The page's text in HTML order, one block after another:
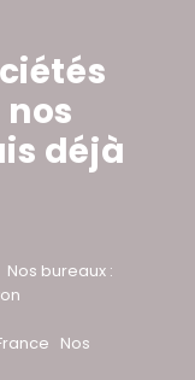
déjà
Nos bureaux :
Nos